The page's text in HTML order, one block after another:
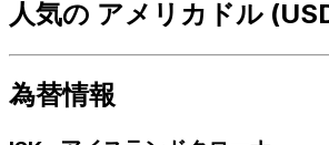
人気の アメリカドル
為替情報